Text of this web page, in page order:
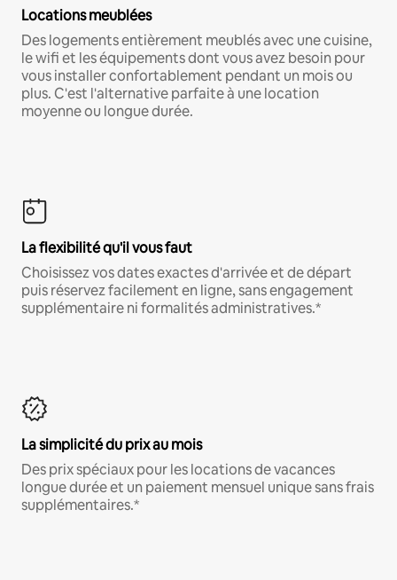
Locations meublées
Des logements entièrement meublés avec une cuisine,
le wifi et les équipements dont vous avez besoin pour
vous installer confortablement pendant un mois ou
plus. C'est l'alternative parfaite à une location
moyenne ou longue durée.
La flexibilité qu'il vous faut
Choisissez vos dates exactes d'arrivée et de départ
puis réservez facilement en ligne, sans engagement
supplémentaire ni formalités administratives.*
La simplicité du prix au mois
Des prix spéciaux pour les locations de vacances
longue durée et un paiement mensuel unique sans frais
supplémentaires.*